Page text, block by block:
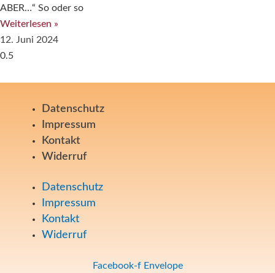
ABER…“ So oder so
Weiterlesen »
12. Juni 2024
Datenschutz
Impressum
Kontakt
Widerruf
Datenschutz
Impressum
Kontakt
Widerruf
Facebook-f Envelope